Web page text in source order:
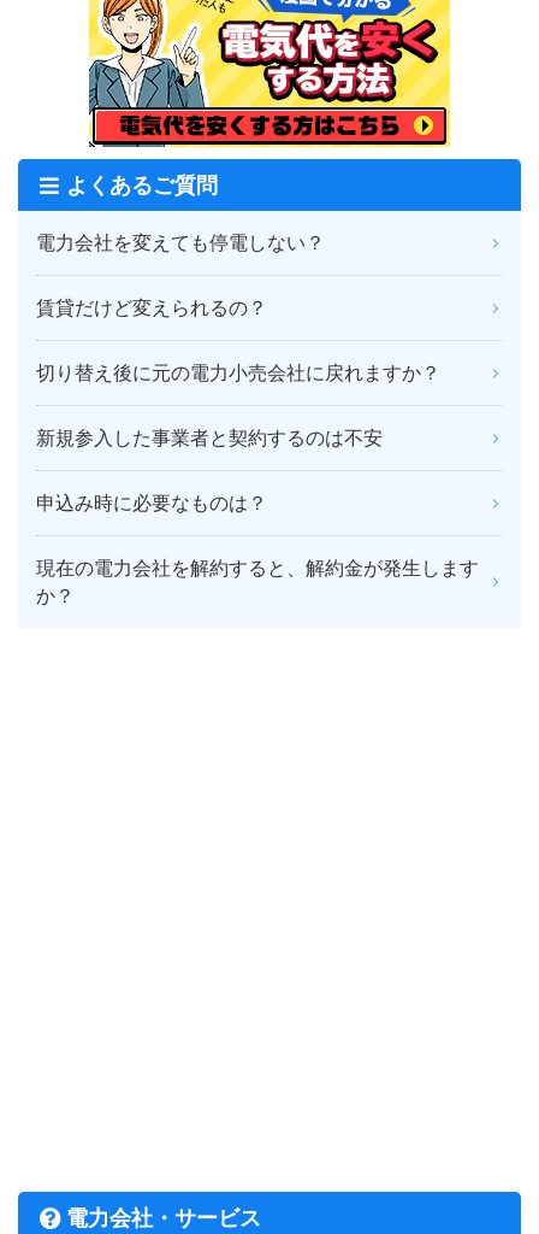
よくあるご質問
電力会社を変えても停電しない？
賃貸だけど変えられるの？
切り替え後に元の電力小売会社に戻れますか？
新規参入した事業者と契約するのは不安
申込み時に必要なものは？
現在の電力会社を解約すると、解約金が発生します
か？
電力会社・サービス